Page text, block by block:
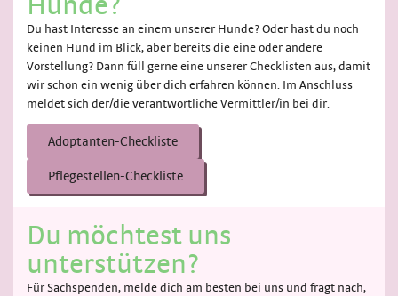
Du hast Interesse an einem unserer Hunde? Oder hast du noch
keinen Hund im Blick, aber bereits die eine oder andere
Vorstellung? Dann füll gerne eine unserer Checklisten aus, damit
wir schon ein wenig über dich erfahren können. Im Anschluss
meldet sich der/die verantwortliche Vermittler/in bei dir.
Adoptanten-Checkliste
Pflegestellen-Checkliste
Du möchtest uns
unterstützen?
Für Sachspenden, melde dich am besten bei uns und fragt nach,